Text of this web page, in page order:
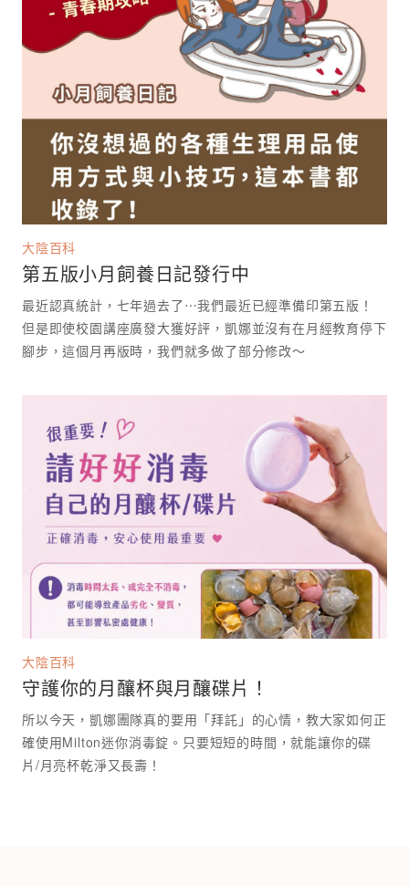
大陰百科
第五版小月飼養日記發行中
最近認真統計，七年過去了⋯我們最近已經準備印第五版！
但是即使校園講座廣發大獲好評，凱娜並沒有在月經教育停下
腳步，這個月再版時，我們就多做了部分修改～
大陰百科
守護你的月釀杯與月釀碟片！
所以今天，凱娜團隊真的要用「拜託」的心情，教大家如何正
確使用Milton迷你消毒錠。只要短短的時間，就能讓你的碟